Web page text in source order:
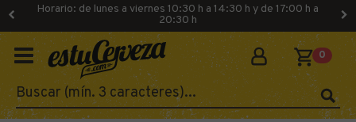
Horario: de lunes a viernes 10:30 h a 14:30 h y de 17:00 h a
20:30 h
0